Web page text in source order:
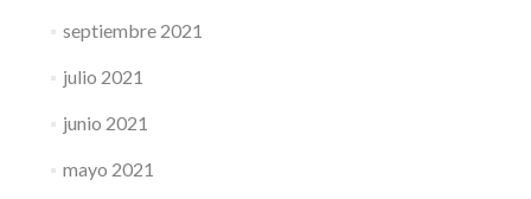
septiembre 2021
julio 2021
junio 2021
mayo 2021